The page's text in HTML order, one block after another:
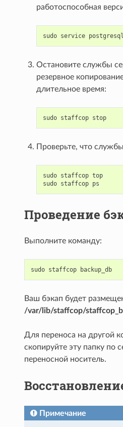
работоспособная
sudo service postgresql
Остановите службы
резервное
длительное время:
sudo staffcop stop
Проверьте, что
sudo staffcop top
sudo staffcop ps
Проведение
Выполните команду:
sudo staffcop backup_db
Ваш бэкап будет
/var/lib/staffcop/
Для переноса на другой
скопируйте эту папку по
переносной носитель.
Примечание